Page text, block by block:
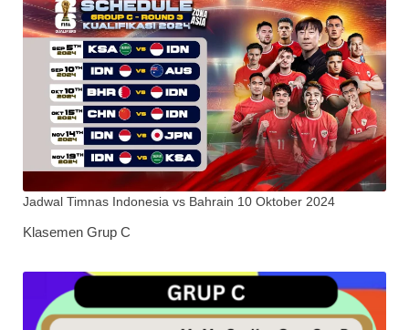
Jadwal Timnas Indonesia vs Bahrain 10 Oktober 2024
Klasemen Grup C